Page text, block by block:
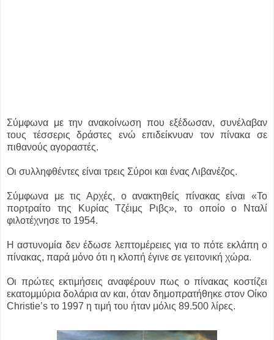
Σύμφωνα με την ανακοίνωση που εξέδωσαν, συνέλαβαν
τους τέσσερις δράστες ενώ επιδείκνυαν τον πίνακα σε
πιθανούς αγοραστές.
Οι συλληφθέντες είναι τρεις Σύροι και ένας Λιβανέζος.
Σύμφωνα με τις Αρχές, ο ανακτηθείς πίνακας είναι «Το
πορτραίτο της Κυρίας Τζέιμς Ριβς», το οποίο ο Νταλί
φιλοτέχνησε το 1954.
Η αστυνομία δεν έδωσε λεπτομέρειες για το πότε εκλάπη ο
πίνακας, παρά μόνο ότι η κλοπή έγινε σε γειτονική χώρα.
Οι πρώτες εκτιμήσεις αναφέρουν πως ο πίνακας κοστίζει
εκατομμύρια δολάρια αν και, όταν δημοπρατήθηκε στον Οίκο
Christie’s το 1997 η τιμή του ήταν μόλις 89.500 λίρες.